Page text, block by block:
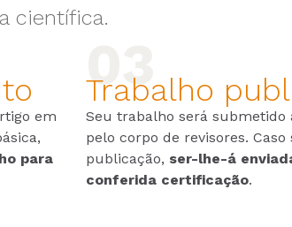
científica.
em
para
Trabalho
Seu trabalho será submetido
pelo corpo de revisores. Caso
publicação, ser-lhe-á
conferida certificação.